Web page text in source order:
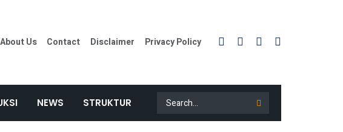
About Us Contact Disclaimer Privacy Policy
NEWS STRUKTUR